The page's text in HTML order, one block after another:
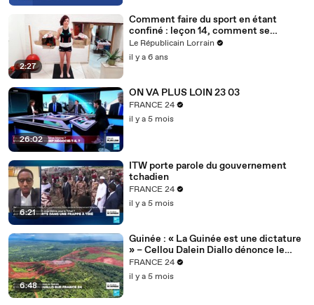
2:27
Comment faire du sport en étant
confiné : leçon 14, comment se
muscler avec des bouteilles d'eau ?
Le Républicain Lorrain
il y a 6 ans
26:02
ON VA PLUS LOIN 23 03
FRANCE 24
il y a 5 mois
6:21
ITW porte parole du gouvernement
tchadien
FRANCE 24
il y a 5 mois
6:48
Guinée : « La Guinée est une dictature
» – Cellou Dalein Diallo dénonce le
régime Doumbouya
FRANCE 24
il y a 5 mois